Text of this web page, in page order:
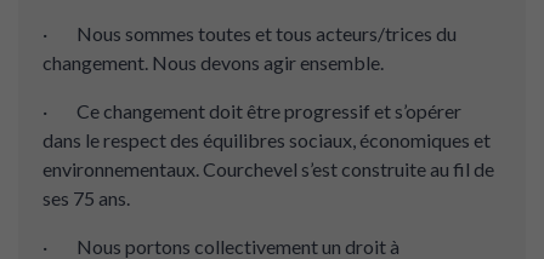
· Nous sommes toutes et tous acteurs/trices du
changement. Nous devons agir ensemble.
· Ce changement doit être progressif et s’opérer
dans le respect des équilibres sociaux, économiques et
environnementaux. Courchevel s’est construite au fil de
ses 75 ans.
· Nous portons collectivement un droit à